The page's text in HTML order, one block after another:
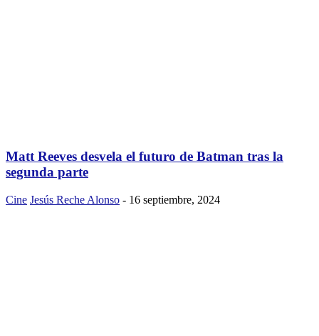
Matt Reeves desvela el futuro de Batman tras la
segunda parte
Cine Jesús Reche Alonso - 16 septiembre, 2024